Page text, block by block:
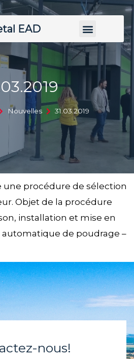
EAD
Nouvelles 31.03.2019
une procédure de sélection
Objet de la procédure
installation et mise en
automatique de poudrage –
nous!